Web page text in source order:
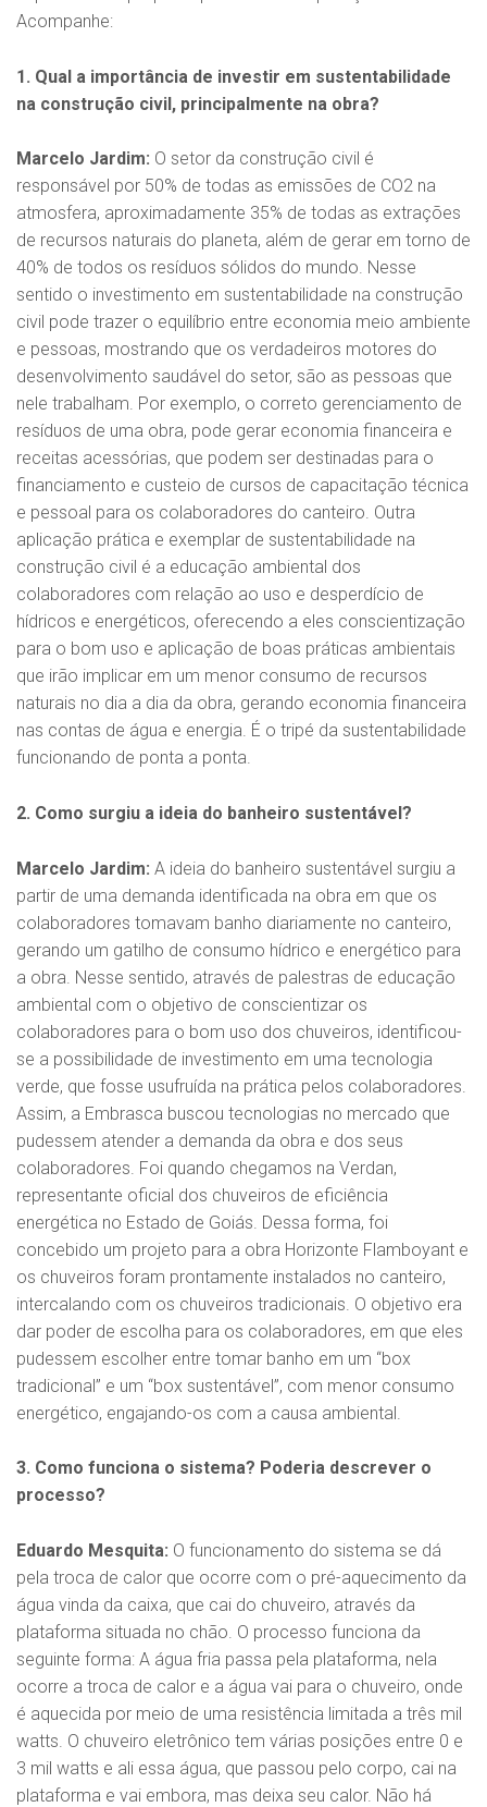
Acompanhe:
1. Qual a importância de investir em sustentabilidade
na construção civil, principalmente na obra?
Marcelo Jardim: O setor da construção civil é
responsável por 50% de todas as emissões de CO2 na
atmosfera, aproximadamente 35% de todas as extrações
de recursos naturais do planeta, além de gerar em torno de
40% de todos os resíduos sólidos do mundo. Nesse
sentido o investimento em sustentabilidade na construção
civil pode trazer o equilíbrio entre economia meio ambiente
e pessoas, mostrando que os verdadeiros motores do
desenvolvimento saudável do setor, são as pessoas que
nele trabalham. Por exemplo, o correto gerenciamento de
resíduos de uma obra, pode gerar economia financeira e
receitas acessórias, que podem ser destinadas para o
financiamento e custeio de cursos de capacitação técnica
e pessoal para os colaboradores do canteiro. Outra
aplicação prática e exemplar de sustentabilidade na
construção civil é a educação ambiental dos
colaboradores com relação ao uso e desperdício de
hídricos e energéticos, oferecendo a eles conscientização
para o bom uso e aplicação de boas práticas ambientais
que irão implicar em um menor consumo de recursos
naturais no dia a dia da obra, gerando economia financeira
nas contas de água e energia. É o tripé da sustentabilidade
funcionando de ponta a ponta.
2. Como surgiu a ideia do banheiro sustentável?
Marcelo Jardim: A ideia do banheiro sustentável surgiu a
partir de uma demanda identificada na obra em que os
colaboradores tomavam banho diariamente no canteiro,
gerando um gatilho de consumo hídrico e energético para
a obra. Nesse sentido, através de palestras de educação
ambiental com o objetivo de conscientizar os
colaboradores para o bom uso dos chuveiros, identificou-
se a possibilidade de investimento em uma tecnologia
verde, que fosse usufruída na prática pelos colaboradores.
Assim, a Embrasca buscou tecnologias no mercado que
pudessem atender a demanda da obra e dos seus
colaboradores. Foi quando chegamos na Verdan,
representante oficial dos chuveiros de eficiência
energética no Estado de Goiás. Dessa forma, foi
concebido um projeto para a obra Horizonte Flamboyant e
os chuveiros foram prontamente instalados no canteiro,
intercalando com os chuveiros tradicionais. O objetivo era
dar poder de escolha para os colaboradores, em que eles
pudessem escolher entre tomar banho em um “box
tradicional” e um “box sustentável”, com menor consumo
energético, engajando-os com a causa ambiental.
3. Como funciona o sistema? Poderia descrever o
processo?
Eduardo Mesquita: O funcionamento do sistema se dá
pela troca de calor que ocorre com o pré-aquecimento da
água vinda da caixa, que cai do chuveiro, através da
plataforma situada no chão. O processo funciona da
seguinte forma: A água fria passa pela plataforma, nela
ocorre a troca de calor e a água vai para o chuveiro, onde
é aquecida por meio de uma resistência limitada a três mil
watts. O chuveiro eletrônico tem várias posições entre 0 e
3 mil watts e ali essa água, que passou pelo corpo, cai na
plataforma e vai embora, mas deixa seu calor. Não há